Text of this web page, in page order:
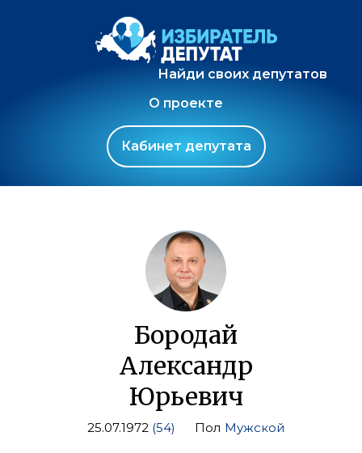
Найди своих депутатов
О проекте
Кабинет депутата
Бородай
Александр
Юрьевич
25.07.1972 (54) Пол Мужской